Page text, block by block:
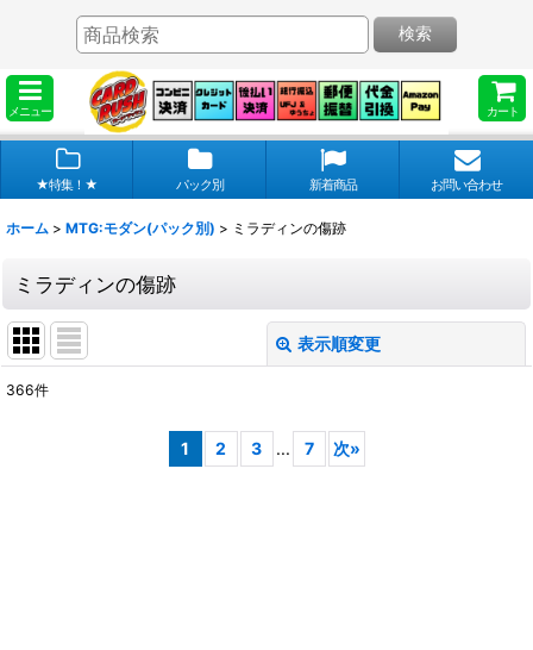
メニュー カート
検索
★特集！★ パック別 新着商品 お問い合わせ
ホーム > MTG:モダン(パック別) > ミラディンの傷跡
ミラディンの傷跡
表示順変更
366件
1 2 3 ... 7 次»